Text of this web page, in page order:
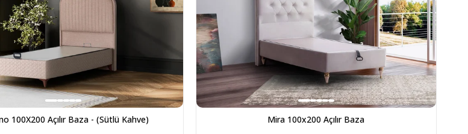
100X200 Açılır Baza - (Sütlü Kahve) Mira 100x200 Açılır Baza